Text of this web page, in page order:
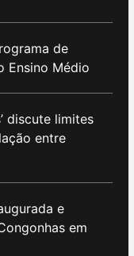
de
Ensino Médio
discute limites
entre
e
em